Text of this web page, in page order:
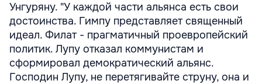
Унгуряну. "У каждой части альянса есть свои
достоинства. Гимпу представляет священный
идеал. Филат - прагматичный проевропейский
политик. Лупу отказал коммунистам и
сформировал демократический альянс.
Господин Лупу, не перетягивайте струну, она и